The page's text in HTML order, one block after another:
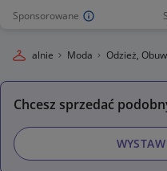
Sponsorowane
Lokalnie Moda Odzież,
Chcesz sprzedać